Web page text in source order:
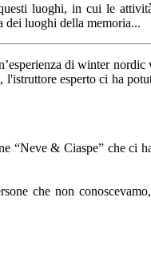
luoghi, in cui le
dei luoghi della memoria...
di winter nordic
esperto ci ha
“Neve & Ciaspe” che ci
che non